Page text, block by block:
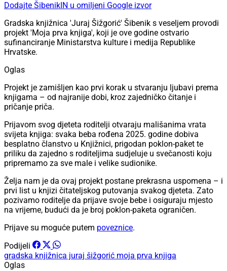
Dodajte ŠibenikIN u omiljeni Google izvor
Gradska knjižnica 'Juraj Šižgorić' Šibenik s veseljem provodi
projekt 'Moja prva knjiga', koji je ove godine ostvario
sufinanciranje Ministarstva kulture i medija Republike
Hrvatske.
Oglas
Projekt je zamišljen kao prvi korak u stvaranju ljubavi prema
knjigama – od najranije dobi, kroz zajedničko čitanje i
pričanje priča.
Prijavom svog djeteta roditelji otvaraju mališanima vrata
svijeta knjiga: svaka beba rođena 2025. godine dobiva
besplatno članstvo u Knjižnici, prigodan poklon-paket te
priliku da zajedno s roditeljima sudjeluje u svečanosti koju
pripremamo za sve male i velike sudionike.
Želja nam je da ovaj projekt postane prekrasna uspomena – i
prvi list u knjizi čitateljskog putovanja svakog djeteta. Zato
pozivamo roditelje da prijave svoje bebe i osiguraju mjesto
na vrijeme, budući da je broj poklon-paketa ograničen.
Prijave su moguće putem poveznice.
Podijeli
gradska knjižnica juraj šižgorić moja prva knjiga
Oglas